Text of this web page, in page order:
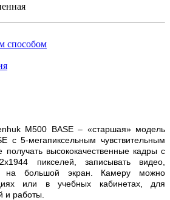
способом
M500 BASE – «старшая» модель
с 5-мегапиксельным чувствительным
высококачественные кадры с
пикселей, записывать видео,
на большой экран. Камеру можно
или в учебных кабинетах, для
и работы.